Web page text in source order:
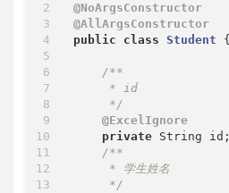
@NoArgsConstructor
@AllArgsConstructor
public
class Student {
/**
     * id
     */
@ExcelIgnore
private String id;
/**
     * 学生姓名
     */